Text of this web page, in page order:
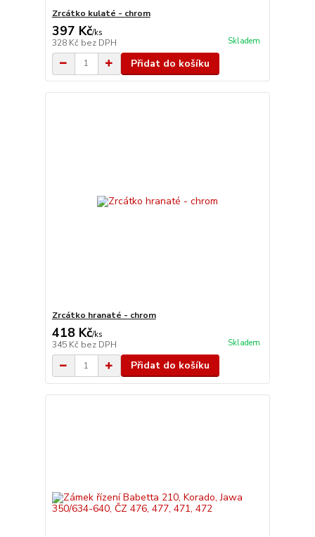
Zrcátko kulaté - chrom
397 Kč/ks
328 Kč bez DPH Skladem
Přidat do košíku
Zrcátko hranaté - chrom
418 Kč/ks
345 Kč bez DPH Skladem
Přidat do košíku